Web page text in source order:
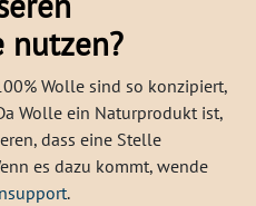
nutzen?
Wolle sind so konzipiert,
Wolle ein Naturprodukt ist,
dass eine Stelle
es dazu kommt, wende
.